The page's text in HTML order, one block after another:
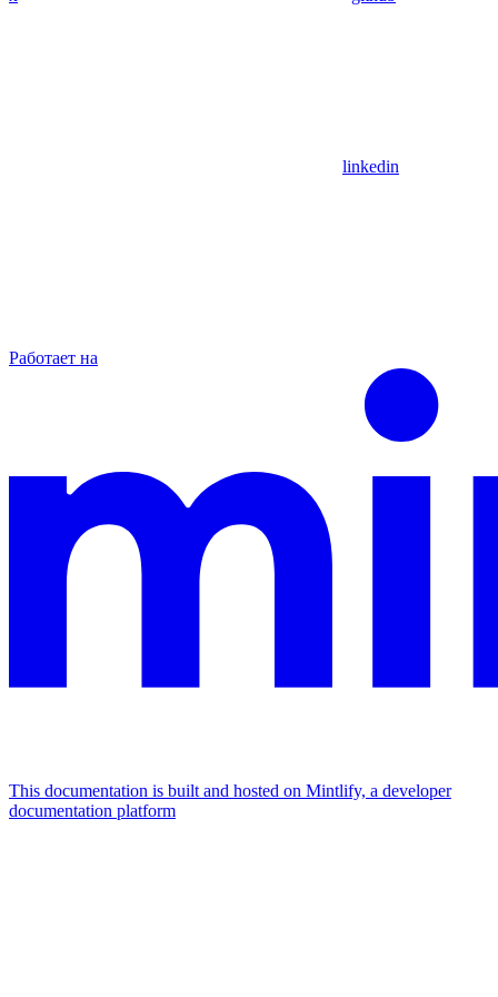
linkedin
Работает на
This documentation is built and hosted on Mintlify, a developer
documentation platform